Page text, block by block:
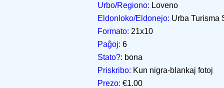
Urbo/Regiono: Loveno
Eldonloko/Eldonejo: Urba Turisma
Formato: 21x10
Paĝoj: 6
Stato?: bona
Priskribo: Kun nigra-blankaj fotoj
Prezo: €1.00